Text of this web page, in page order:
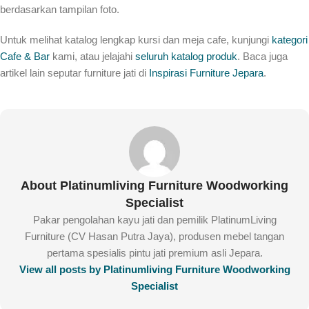
berdasarkan tampilan foto.
Untuk melihat katalog lengkap kursi dan meja cafe, kunjungi kategori
Cafe & Bar kami, atau jelajahi seluruh katalog produk. Baca juga
artikel lain seputar furniture jati di Inspirasi Furniture Jepara.
About Platinumliving Furniture Woodworking
Specialist
Pakar pengolahan kayu jati dan pemilik PlatinumLiving
Furniture (CV Hasan Putra Jaya), produsen mebel tangan
pertama spesialis pintu jati premium asli Jepara.
View all posts by Platinumliving Furniture Woodworking
Specialist